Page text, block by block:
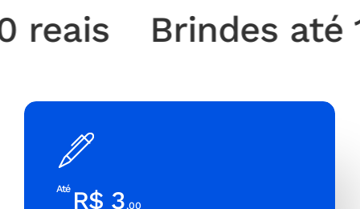
Brindes até 10
Até R$ 3,00